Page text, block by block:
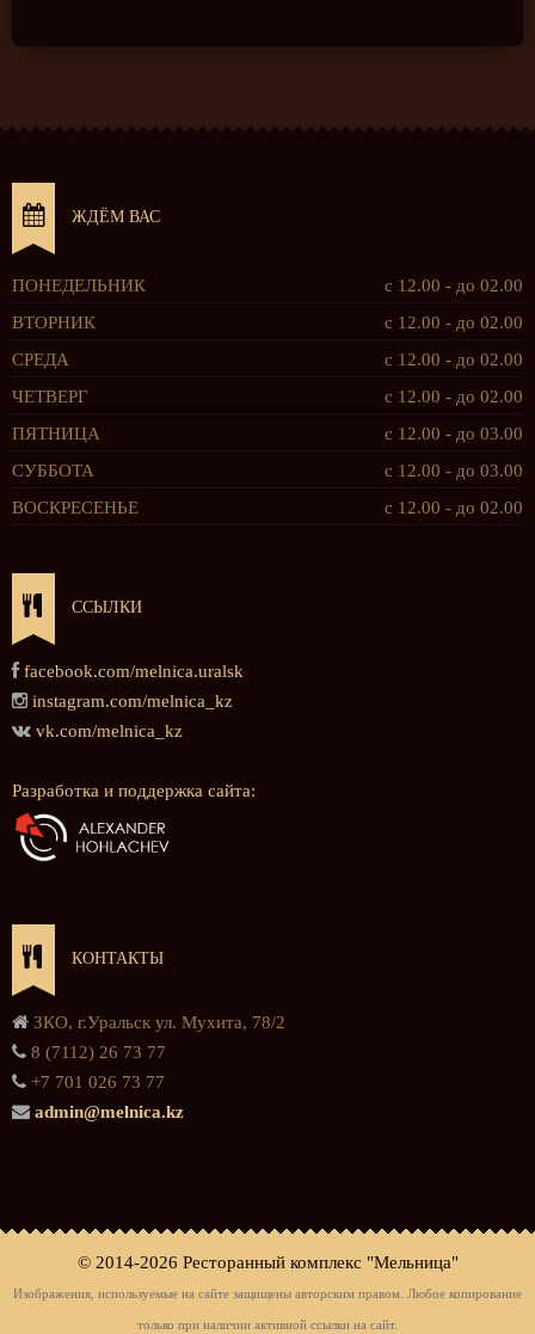
ЖДЁМ ВАС
ПОНЕДЕЛЬНИК
с 12.00 - до 02.00
ВТОРНИК
с 12.00 - до 02.00
СРЕДА
с 12.00 - до 02.00
ЧЕТВЕРГ
с 12.00 - до 02.00
ПЯТНИЦА
с 12.00 - до 03.00
СУББОТА
с 12.00 - до 03.00
ВОСКРЕСЕНЬЕ
с 12.00 - до 02.00
ССЫЛКИ
facebook.com/melnica.uralsk
instagram.com/melnica_kz
vk.com/melnica_kz
Разработка и поддержка сайта:
КОНТАКТЫ
ЗКО, г.Уральск ул. Мухита, 78/2
8 (7112) 26 73 77
+7 701 026 73 77
admin@melnica.kz
© 2014-2026 Ресторанный комплекс "Мельница"
Изображения, используемые на сайте защищены авторским правом. Любое копирование
только при наличии активной ссылки на сайт.